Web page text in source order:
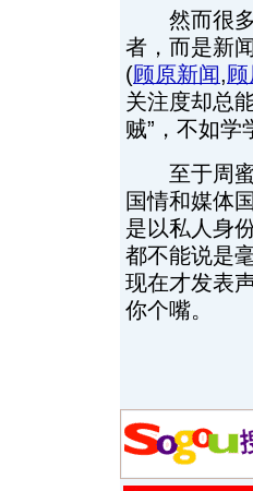
然而很多
者，而是新
(顾原新闻,
关注度却总
贼”，不如
至于周蜜
国情和媒体
是以私人身
都不能说是
现在才发表
你个嘴。